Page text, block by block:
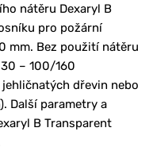
nátěru Dexaryl B
pro požární
mm. Bez použití nátěru
– 100/160
dřevin nebo
Další parametry a
B Transparent